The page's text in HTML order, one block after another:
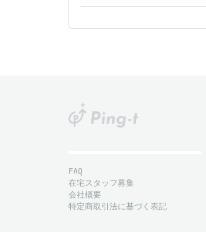
FAQ
在宅スタッフ募集
会社概要
特定商取引法に基づく表記